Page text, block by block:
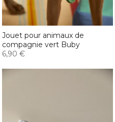
Jouet pour animaux de
compagnie vert Buby
6,90 €